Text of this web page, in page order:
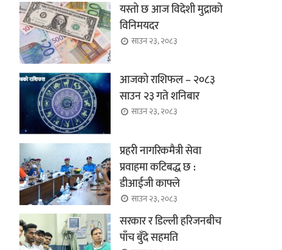
यस्तो छ आज विदेशी मुद्राको
विनिमयदर
साउन २३, २०८३
आजको राशिफल – २०८३
साउन २३ गते शनिबार
साउन २३, २०८३
प्रहरी नागरिकमैत्री सेवा
प्रवाहमा कटिबद्ध छ :
डीआईजी काफ्ले
साउन २३, २०८३
सरकार र डिल्ली हरिजनबीच
पाँच बुँदे सहमति